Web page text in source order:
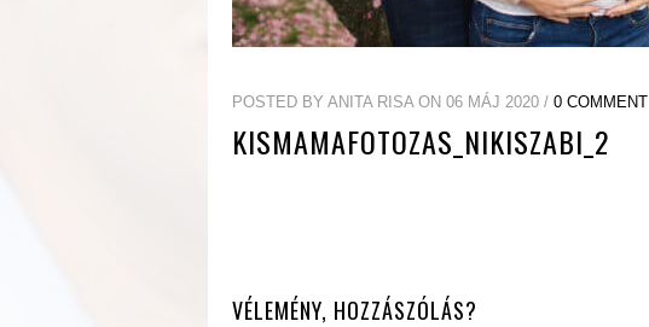
POSTED BY ANITA RISA ON 06 MÁJ 2020 / 0 COMMENT
KISMAMAFOTOZAS_NIKISZABI_2
VÉLEMÉNY, HOZZÁSZÓLÁS?